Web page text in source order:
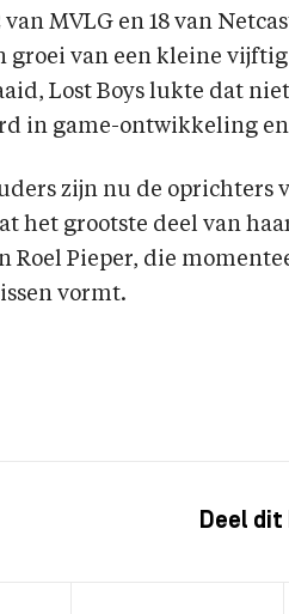
van MVLG en 18 van
groei van een kleine
Lost Boys lukte dat
in game-ontwikkeling
zijn nu de oprichters
het grootste deel van
Roel Pieper, die
vormt.
Deel